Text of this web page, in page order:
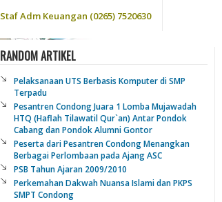
Staf Adm Keuangan (0265) 7520630
RANDOM ARTIKEL
Pelaksanaan UTS Berbasis Komputer di SMP
Terpadu
Pesantren Condong Juara 1 Lomba Mujawadah
HTQ (Haflah Tilawatil Qur`an) Antar Pondok
Cabang dan Pondok Alumni Gontor
Peserta dari Pesantren Condong Menangkan
Berbagai Perlombaan pada Ajang ASC
PSB Tahun Ajaran 2009/2010
Perkemahan Dakwah Nuansa Islami dan PKPS
SMPT Condong